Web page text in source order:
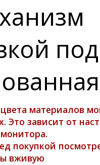
материалов
Это зависит от
покупкой
вживую